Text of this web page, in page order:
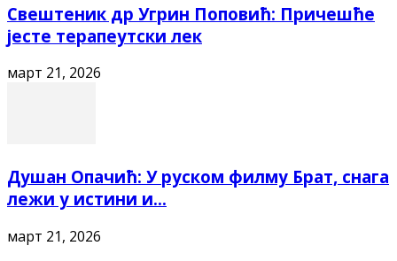
Свештеник др Угрин Поповић: Причешће
јесте терапеутски лек
март 21, 2026
Душан Опачић: У руском филму Брат, снага
лежи у истини и...
март 21, 2026